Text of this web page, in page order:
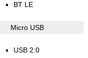
BT LE
Micro USB
USB 2.0